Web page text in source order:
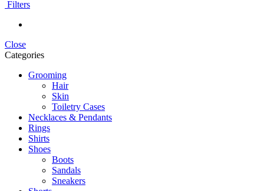
Filters
Close
Categories
Grooming
Hair
Skin
Toiletry Cases
Necklaces & Pendants
Rings
Shirts
Shoes
Boots
Sandals
Sneakers